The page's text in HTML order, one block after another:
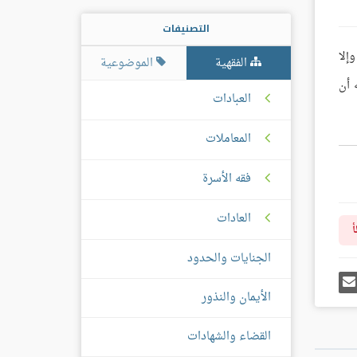
أن
إرسل
إيميل
التصنيفات
الفقهية
الموضوعية
العبادات
المعاملات
فقه الأسرة
العادات
الجنايات والحدود
الأيمان والنذور
القضاء والشهادات